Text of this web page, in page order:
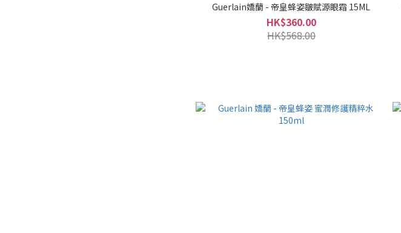
Guerlain嬌蘭 - 帝皇蜂姿皺賦源眼霜 15ML
HK$360.00
HK$568.00